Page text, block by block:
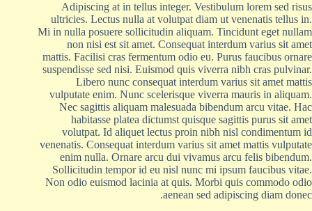
Adipiscing at in tellus integer. Vestibulum lorem sed risus
ultricies. Lectus nulla at volutpat diam ut venenatis tellus in.
Mi in nulla posuere sollicitudin aliquam. Tincidunt eget nullam
non nisi est sit amet. Consequat interdum varius sit amet
mattis. Facilisi cras fermentum odio eu. Purus faucibus ornare
suspendisse sed nisi. Euismod quis viverra nibh cras pulvinar.
Libero nunc consequat interdum varius sit amet mattis
vulputate enim. Nunc scelerisque viverra mauris in aliquam.
Nec sagittis aliquam malesuada bibendum arcu vitae. Hac
habitasse platea dictumst quisque sagittis purus sit amet
volutpat. Id aliquet lectus proin nibh nisl condimentum id
venenatis. Consequat interdum varius sit amet mattis vulputate
enim nulla. Ornare arcu dui vivamus arcu felis bibendum.
Sollicitudin tempor id eu nisl nunc mi ipsum faucibus vitae.
Non odio euismod lacinia at quis. Morbi quis commodo odio
aenean sed adipiscing diam donec.